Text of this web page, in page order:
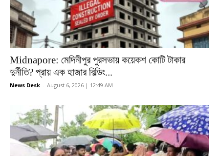
Midnapore: মেদিনীপুর পুরসভায় কয়েকশ কোটি টাকার
দুর্নীতি? প্রায় এক হাজার বিল্ডিং...
News Desk - August 6, 2026 | 12:49 AM